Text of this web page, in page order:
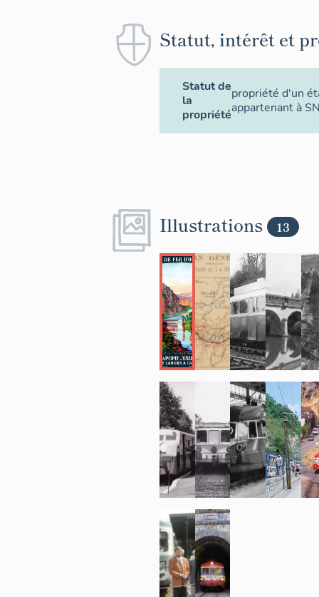
Statut, intérêt et
Statut de
la
propriété
propriété d'un
appartenant à
Illustrations 13